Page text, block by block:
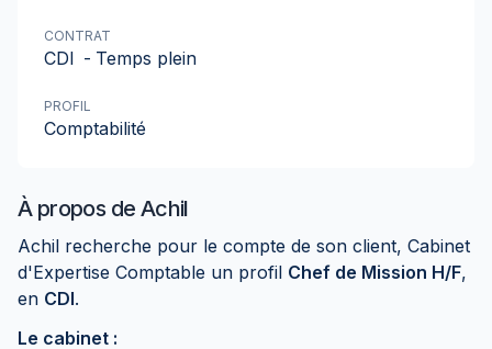
À propos de Achil
Achil recherche pour le compte de son client, Cabinet
d'Expertise Comptable un profil Chef de Mission H/F,
en CDI.
Le cabinet :
CONTRAT
CDI - Temps plein
PROFIL
Comptabilité